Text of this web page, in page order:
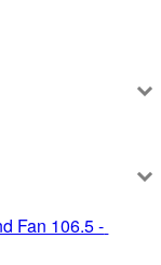
Fan 106.5 -